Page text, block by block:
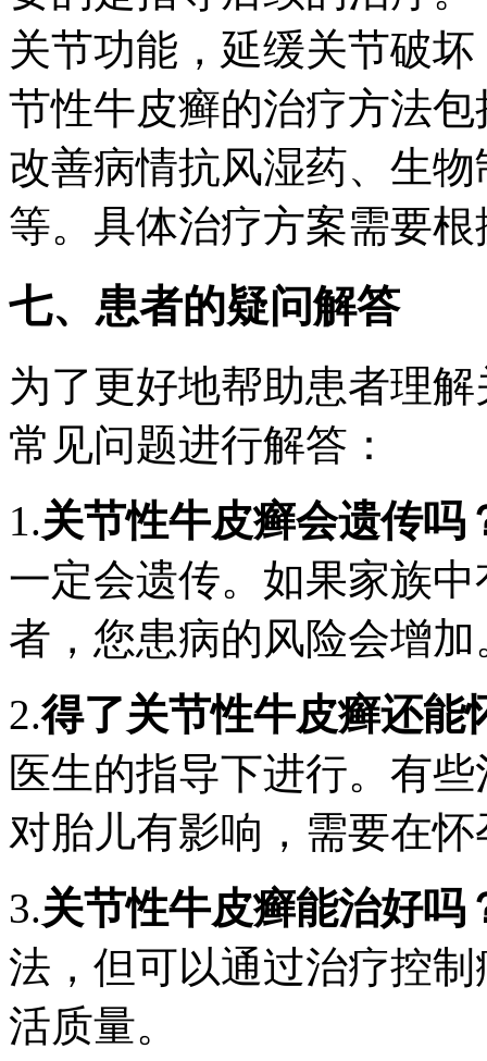
关节功能，延缓关节破
节性牛皮癣的治疗方法
改善病情抗风湿药、生
等。具体治疗方案需要
七、患者的疑问解答
为了更好地帮助患者理
常见问题进行解答：
1.关节性牛皮癣会遗传吗
一定会遗传。如果家族
者，您患病的风险会增加
2.得了关节性牛皮癣还能
医生的指导下进行。有
对胎儿有影响，需要在
3.关节性牛皮癣能治好吗
法，但可以通过治疗控
活质量。